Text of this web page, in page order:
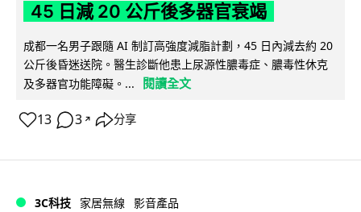
45 日減 20 公斤後多器官衰竭
成都一名男子跟隨 AI 制訂高強度減脂計劃，45 日內減去約 20
公斤後昏迷送院。醫生診斷他患上尿源性膿毒症、膿毒性休克
及多器官功能障礙。...
閱讀全文
13 3 ↗ 分享
3C科技 家居無線 影音產品